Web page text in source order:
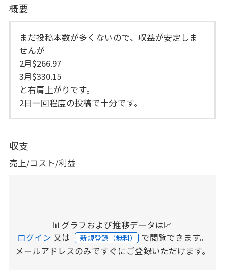
概要
まだ投稿本数が多くないので、収益が安定しま
せんが
2月$266.97
3月$330.15
と右肩上がりです。
2日一回程度の投稿で十分です。
収支
売上/コスト/利益
📊グラフおよび推移データは📈
ログイン 又は 新規登録（無料） で閲覧できます。
メールアドレスのみですぐにご登録いただけます。